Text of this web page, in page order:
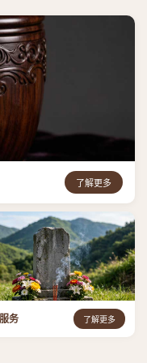
了解更多
务 了解更多